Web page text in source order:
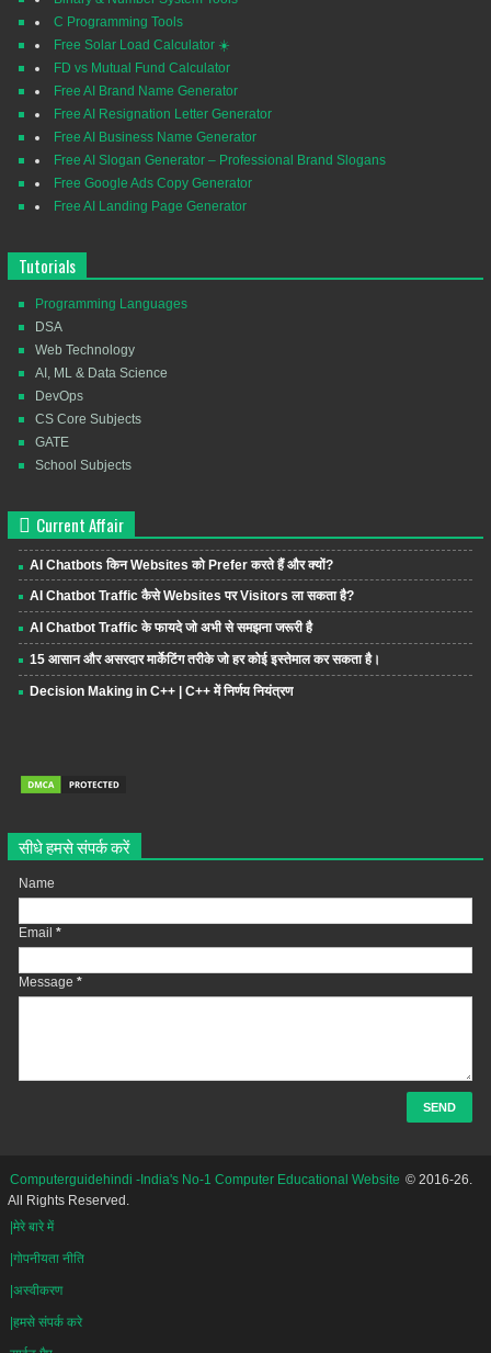
C Programming Tools
Free Solar Load Calculator ☀️
FD vs Mutual Fund Calculator
Free AI Brand Name Generator
Free AI Resignation Letter Generator
Free AI Business Name Generator
Free AI Slogan Generator – Professional Brand Slogans
Free Google Ads Copy Generator
Free AI Landing Page Generator
Tutorials
Programming Languages
DSA
Web Technology
AI, ML & Data Science
DevOps
CS Core Subjects
GATE
School Subjects
Current Affair
AI Chatbots किन Websites को Prefer करते हैं और क्यों?
AI Chatbot Traffic कैसे Websites पर Visitors ला सकता है?
AI Chatbot Traffic के फायदे जो अभी से समझना जरूरी है
15 आसान और असरदार मार्केटिंग तरीके जो हर कोई इस्तेमाल कर सकता है।
Decision Making in C++ | C++ में निर्णय नियंत्रण
सीधे हमसे संपर्क करें
Name
Email *
Message *
Computerguidehindi -India's No-1 Computer Educational Website © 2016-26.
All Rights Reserved.
|मेरे बारे में
|गोपनीयता नीति
|अस्वीकरण
|हमसे संपर्क करे